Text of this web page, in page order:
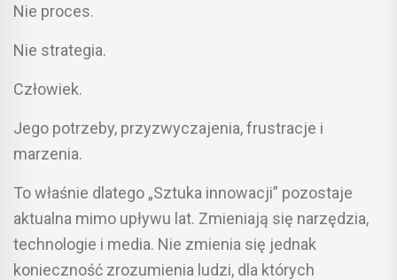
Nie proces.
Nie strategia.
Człowiek.
Jego potrzeby, przyzwyczajenia, frustracje i
marzenia.
To właśnie dlatego „Sztuka innowacji” pozostaje
aktualna mimo upływu lat. Zmieniają się narzędzia,
technologie i media. Nie zmienia się jednak
konieczność zrozumienia ludzi, dla których